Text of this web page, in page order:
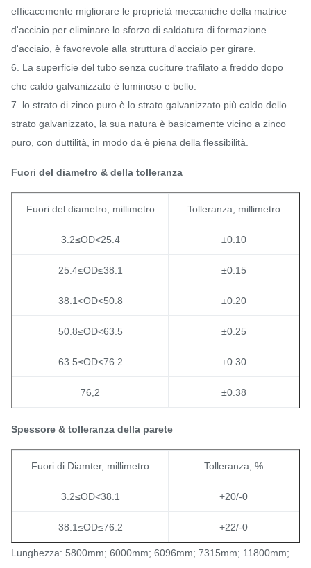
efficacemente migliorare le proprietà meccaniche della matrice
d'acciaio per eliminare lo sforzo di saldatura di formazione
d'acciaio, è favorevole alla struttura d'acciaio per girare.
6. La superficie del tubo senza cuciture trafilato a freddo dopo
che caldo galvanizzato è luminoso e bello.
7. lo strato di zinco puro è lo strato galvanizzato più caldo dello
strato galvanizzato, la sua natura è basicamente vicino a zinco
puro, con duttilità, in modo da è piena della flessibilità.
Fuori del diametro & della tolleranza
Fuori del diametro, millimetro Tolleranza, millimetro
3.2≤OD<25.4 ±0.10
25.4≤OD≤38.1 ±0.15
38.1<OD<50.8 ±0.20
50.8≤OD<63.5 ±0.25
63.5≤OD<76.2 ±0.30
76,2 ±0.38
Spessore & tolleranza della parete
Fuori di Diamter, millimetro Tolleranza, %
3.2≤OD<38.1 +20/-0
38.1≤OD≤76.2 +22/-0
Lunghezza: 5800mm; 6000mm; 6096mm; 7315mm; 11800mm;